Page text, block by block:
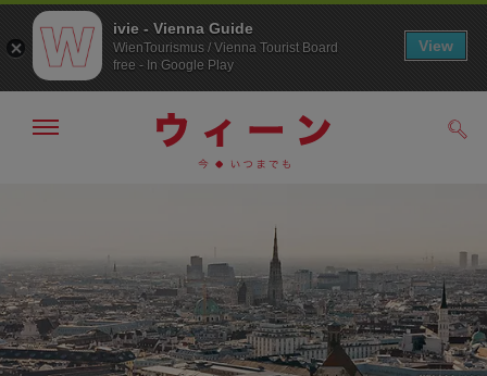
へ
ジ
の
ト
ッ
プ
メ
非
表
示
ivie - Vienna Guide
WienTourismus / Vienna Tourist Board
free - In Google Play
View